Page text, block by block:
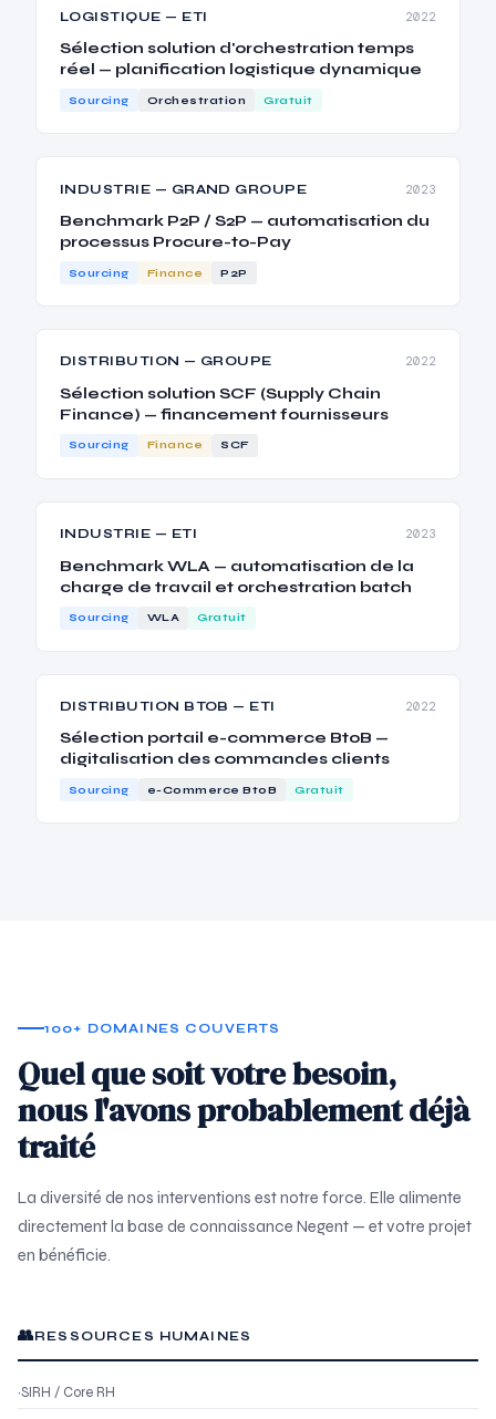
LOGISTIQUE — ETI 2022
Sélection solution d'orchestration temps
réel — planification logistique dynamique
Sourcing Orchestration Gratuit
INDUSTRIE — GRAND GROUPE 2023
Benchmark P2P / S2P — automatisation du
processus Procure-to-Pay
Sourcing Finance P2P
DISTRIBUTION — GROUPE 2022
Sélection solution SCF (Supply Chain
Finance) — financement fournisseurs
Sourcing Finance SCF
INDUSTRIE — ETI 2023
Benchmark WLA — automatisation de la
charge de travail et orchestration batch
Sourcing WLA Gratuit
DISTRIBUTION BTOB — ETI 2022
Sélection portail e-commerce BtoB —
digitalisation des commandes clients
Sourcing e-Commerce BtoB Gratuit
100+ DOMAINES COUVERTS
Quel que soit votre besoin,
nous l'avons probablement déjà
traité
La diversité de nos interventions est notre force. Elle alimente
directement la base de connaissance Negent — et votre projet
en bénéficie.
👥RESSOURCES HUMAINES
SIRH / Core RH